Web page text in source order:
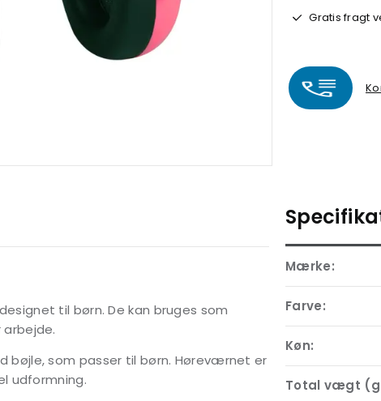
Gratis fragt
til børn. De kan bruges som
bøjle, som passer til børn. Høreværnet er
udformning.
Mærke:
Farve:
Køn:
Total vægt